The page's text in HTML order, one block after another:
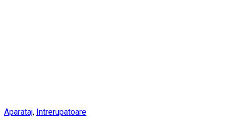
Aparataj, Intrerupatoare